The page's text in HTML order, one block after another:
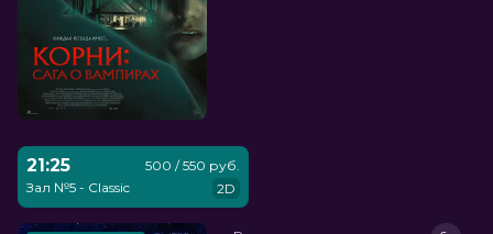
21:25
Зал №5 - Classic
500 / 550 руб.
2D